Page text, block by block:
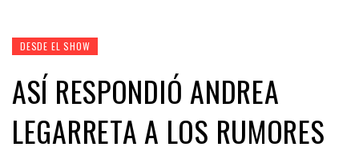
DESDE EL SHOW
ASÍ RESPONDIÓ ANDREA
LEGARRETA A LOS RUMORES